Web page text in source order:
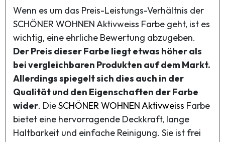
Wenn es um das Preis-Leistungs-Verhältnis der
SCHÖNER WOHNEN Aktivweiss Farbe geht, ist es
wichtig, eine ehrliche Bewertung abzugeben.
Der Preis dieser Farbe liegt etwas höher als
bei vergleichbaren Produkten auf dem Markt.
Allerdings spiegelt sich dies auch in der
Qualität und den Eigenschaften der Farbe
wider. DieSCHÖNER WOHNEN Aktivweiss Farbe
bietet eine hervorragende Deckkraft, lange
Haltbarkeit und einfache Reinigung. Sie ist frei